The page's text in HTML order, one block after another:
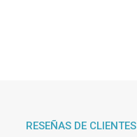
RESEÑAS DE CLIENTES